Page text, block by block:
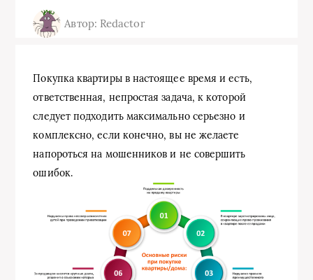
Автор: Redactor
Покупка квартиры в настоящее время и есть,
ответственная, непростая задача, к которой
следует подходить максимально серьезно и
комплексно, если конечно, вы не желаете
напороться на мошенников и не совершить
ошибок.